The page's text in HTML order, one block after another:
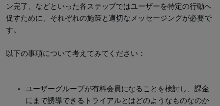
ン完了、などといった各ステップではユーザーを特定の行動へ
促すために、それぞれの施策と適切なメッセージングが必要で
す。
以下の事項について考えてみてください：
ユーザーグループが有料会員になることを検討し、課金
にまで誘導できるトライアルとはどのようなものなのか